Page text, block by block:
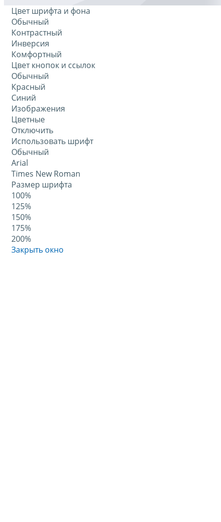
Цвет шрифта и фона
Обычный
Контрастный
Инверсия
Комфортный
Цвет кнопок и ссылок
Обычный
Красный
Синий
Изображения
Цветные
Отключить
Использовать шрифт
Обычный
Arial
Times New Roman
Размер шрифта
100%
125%
150%
175%
200%
Закрыть окно